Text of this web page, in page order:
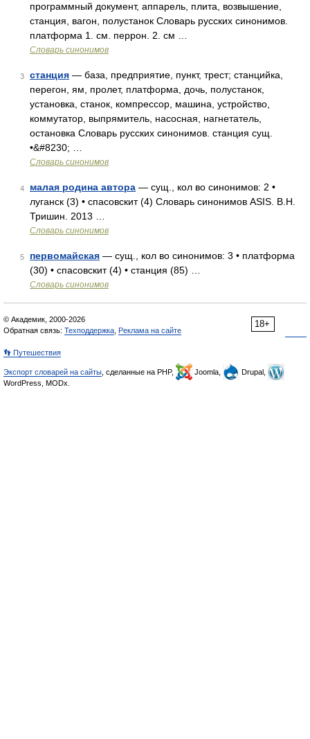
программный документ, аппарель, плита, возвышение,
станция, вагон, полустанок Словарь русских синонимов.
платформа 1. см. перрон. 2. см …
Словарь синонимов
3 станция — база, предприятие, пункт, трест; станцийка,
перегон, ям, пролет, платформа, дочь, полустанок,
установка, станок, компрессор, машина, устройство,
коммутатор, выпрямитель, насосная, нагнетатель,
остановка Словарь русских синонимов. станция сущ.
•&#8230; …
Словарь синонимов
4 малая родина автора — сущ., кол во синонимов: 2 •
луганск (3) • спасовскит (4) Словарь синонимов ASIS. В.Н.
Тришин. 2013 …
Словарь синонимов
5 первомайская — сущ., кол во синонимов: 3 • платформа
(30) • спасовскит (4) • станция (85) …
Словарь синонимов
18+
© Академик, 2000-2026
Обратная связь: Техподдержка Реклама на сайте
👣 Путешествия
Экспорт словарей на сайты , сделанные на PHP, Joomla,
Drupal,
WordPress, MODx.